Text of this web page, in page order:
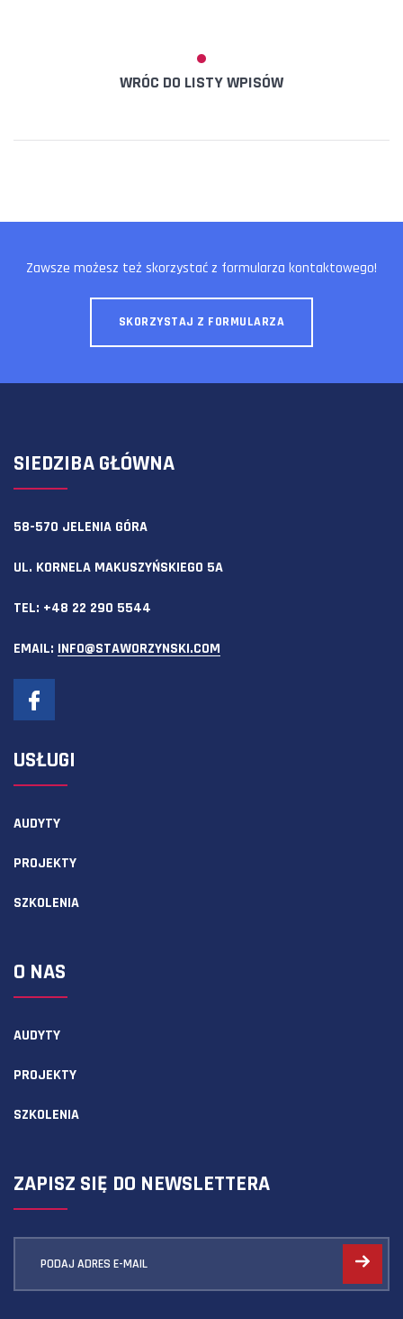
WRÓC DO LISTY WPISÓW
Zawsze możesz też skorzystać z formularza kontaktowego!
SKORZYSTAJ Z FORMULARZA
SIEDZIBA GŁÓWNA
58-570 JELENIA GÓRA
UL. KORNELA MAKUSZYŃSKIEGO 5A
TEL: +48 22 290 5544
EMAIL: INFO@STAWORZYNSKI.COM
USŁUGI
AUDYTY
PROJEKTY
SZKOLENIA
O NAS
AUDYTY
PROJEKTY
SZKOLENIA
ZAPISZ SIĘ DO NEWSLETTERA
PODAJ ADRES E-MAIL